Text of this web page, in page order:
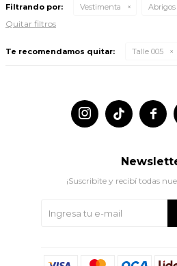
Filtrando por: Vestimenta Abrigos
Quitar filtros
Te recomendamos quitar: Talle 005


¡Suscribite y recibí todas